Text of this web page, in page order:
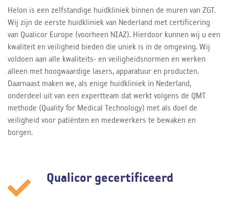
Helon is een zelfstandige huidkliniek binnen de muren van ZGT.
Wij zijn de eerste huidkliniek van Nederland met certificering
van Qualicor Europe (voorheen NIAZ). Hierdoor kunnen wij u een
kwaliteit en veiligheid bieden die uniek is in de omgeving. Wij
voldoen aan alle kwaliteits- en veiligheidsnormen en werken
alleen met hoogwaardige lasers, apparatuur en producten.
Daarnaast maken we, als enige huidkliniek in Nederland,
onderdeel uit van een expertteam dat werkt volgens de QMT
methode (Quality for Medical Technology) met als doel de
veiligheid voor patiënten en medewerkers te bewaken en
borgen.
Qualicor gecertificeerd